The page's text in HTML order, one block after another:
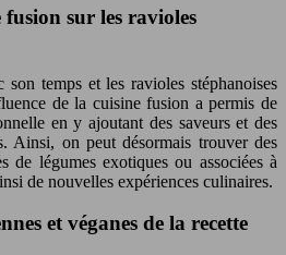
sur les ravioles
temps et les ravioles stéphanoises
de la cuisine fusion a permis de
en y ajoutant des saveurs et des
Ainsi, on peut désormais trouver des
de légumes exotiques ou associées à
de nouvelles expériences culinaires.
et véganes de la recette